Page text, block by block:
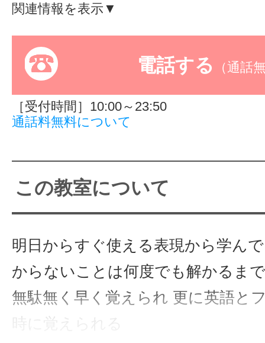
サイトマッ
関連情報を表示▼
電話する （通話
［受付時間］10:00～23:50
通話料無料について
この教室について
明日からすぐ使える表現から学ん
からないことは何度でも解かるま
無駄無く早く覚えられ 更に英語と
時に覚えられる